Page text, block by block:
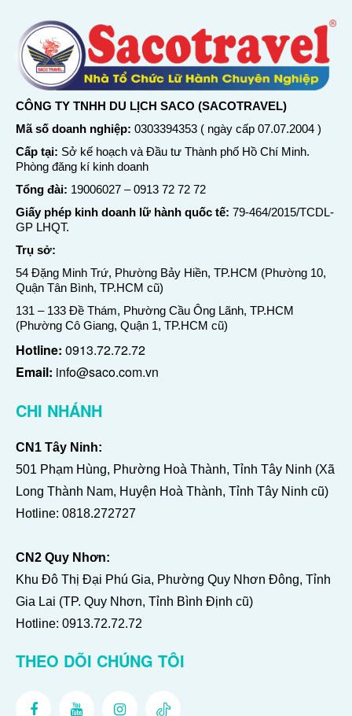
CÔNG TY TNHH DU LỊCH SACO (SACOTRAVEL)
Mã số doanh nghiệp: 0303394353 ( ngày cấp 07.07.2004 )
Cấp tại: Sở kế hoạch và Đầu tư Thành phố Hồ Chí Minh.
Phòng đăng kí kinh doanh
Tổng đài: 19006027 –0913 72 72 72
Giấy phép kinh doanh lữ hành quốc tế: 79-464/2015/TCDL-
GP LHQT.
Trụ sở:
54 Đặng Minh Trứ, Phường Bảy Hiền, TP.HCM (Phường 10,
Quận Tân Bình, TP.HCM cũ)
131 – 133 Đề Thám, Phường Cầu Ông Lãnh, TP.HCM
(Phường Cô Giang, Quận 1, TP.HCM cũ)
Hotline: 0913.72.72.72
Email: info@saco.com.vn
CHI NHÁNH
CN1 Tây Ninh:
501 Phạm Hùng, Phường Hoà Thành, Tỉnh Tây Ninh (Xã
Long Thành Nam, Huyện Hoà Thành, Tỉnh Tây Ninh cũ)
Hotline: 0818.272727
CN2 Quy Nhơn:
Khu Đô Thị Đại Phú Gia, Phường Quy Nhơn Đông, Tỉnh
Gia Lai (TP. Quy Nhơn, Tỉnh Bình Định cũ)
Hotline: 0913.72.72.72
THEO DÕI CHÚNG TÔI